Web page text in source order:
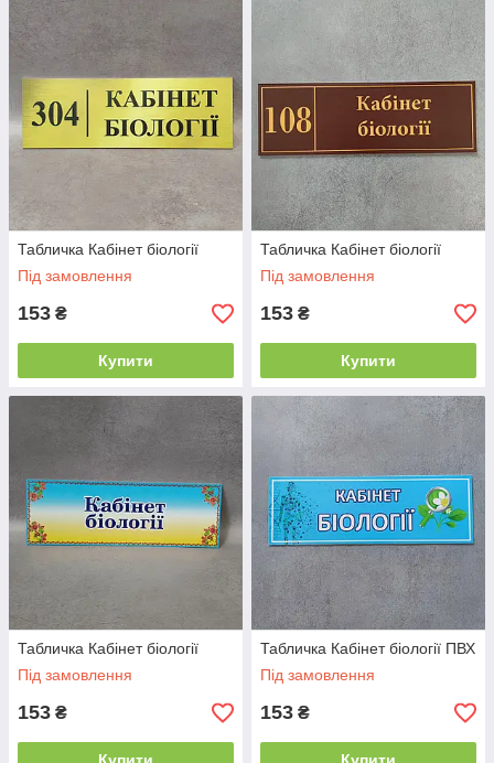
Табличка Кабінет біології
Під замовлення
153 ₴
Купити
Табличка Кабінет біології
Під замовлення
153 ₴
Купити
Табличка Кабінет біології
Під замовлення
153 ₴
Табличка Кабінет біології ПВХ
Під замовлення
153 ₴